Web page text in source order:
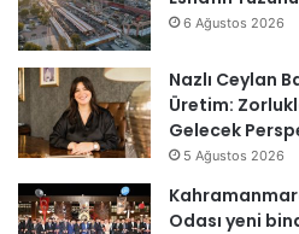
6 Ağustos 2026
Nazlı Ceylan
Üretim:
Gelecek
5 Ağustos 2026
Odası yeni